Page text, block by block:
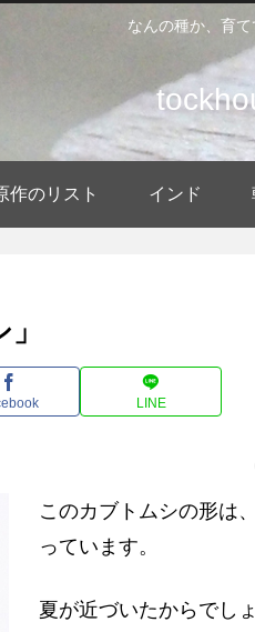
なんの種か、育
作のリスト インド
LINE
このカブトムシの形は
っています。
夏が近づいたからでし